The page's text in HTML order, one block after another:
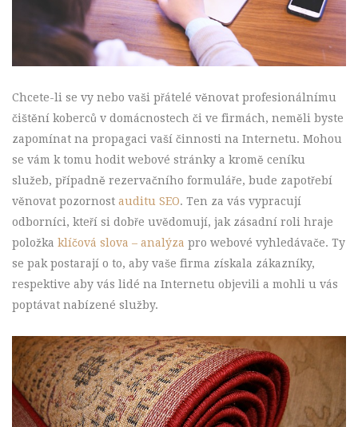
Chcete-li se vy nebo vaši přátelé věnovat profesionálnímu
čištění koberců v domácnostech či ve firmách, neměli byste
zapomínat na propagaci vaší činnosti na Internetu. Mohou
se vám k tomu hodit webové stránky a kromě ceníku
služeb, případně rezervačního formuláře, bude zapotřebí
věnovat pozornost auditu SEO. Ten za vás vypracují
odborníci, kteří si dobře uvědomují, jak zásadní roli hraje
položka klíčová slova – analýza pro webové vyhledávače. Ty
se pak postarají o to, aby vaše firma získala zákazníky,
respektive aby vás lidé na Internetu objevili a mohli u vás
poptávat nabízené služby.